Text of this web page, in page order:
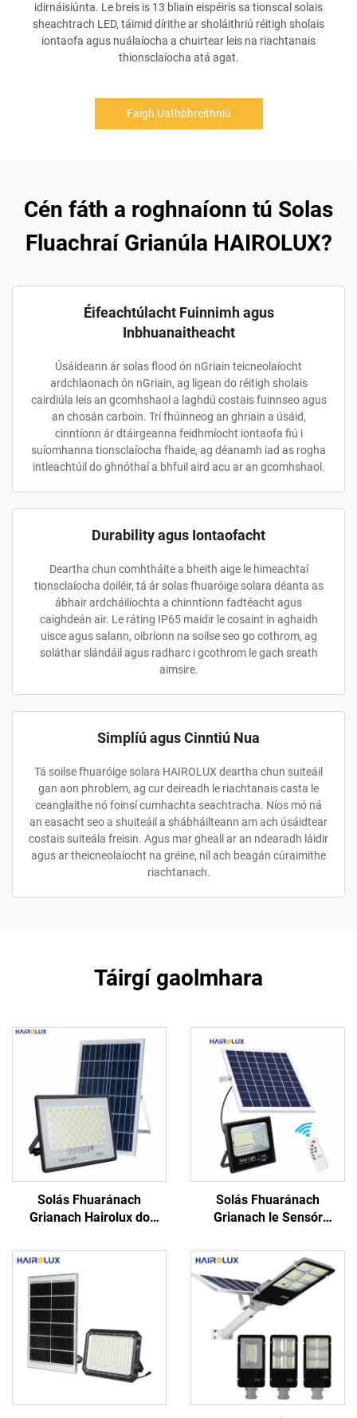
idirnáisiúnta. Le breis is 13 bliain eispéiris sa tionscal solais
sheachtrach LED, táimid dírithe ar sholáithriú réitigh sholais
iontaofa agus nuálaíocha a chuirtear leis na riachtanais
thionsclaíocha atá agat.
Faigh Uathbhreithniú
Cén fáth a roghnaíonn tú Solas
Fluachraí Grianúla HAIROLUX?
Éifeachtúlacht Fuinnimh agus
Inbhuanaitheacht
Úsáideann ár solas flood ón nGriain teicneolaíocht
ardchlaonach ón nGriain, ag ligean do réitigh sholais
cairdiúla leis an gcomhshaol a laghdú costais fuinnseo agus
an chosán carboin. Trí fhúinneog an ghriain a úsáid,
cinntíonn ár dtáirgeanna feidhmíocht iontaofa fiú i
suíomhanna tionsclaíocha fhaide, ag déanamh iad as rogha
intleachtúil do ghnóthaí a bhfuil aird acu ar an gcomhshaol.
Durability agus Iontaofacht
Deartha chun comhtháite a bheith aige le himeachtaí
tionsclaíocha doiléir, tá ár solas fhuaróige solara déanta as
ábhair ardcháilíochta a chinntíonn fadtéacht agus
caighdeán air. Le ráting IP65 maidir le cosaint in aghaidh
uisce agus salann, oibríonn na soilse seo go cothrom, ag
soláthar slándáil agus radharc i gcothrom le gach sreath
aimsire.
Simplíú agus Cinntiú Nua
Tá soilse fhuaróige solara HAIROLUX deartha chun suiteáil
gan aon phroblem, ag cur deireadh le riachtanais casta le
ceanglaithe nó foinsí cumhachta seachtracha. Níos mó ná
an easacht seo a shuiteáil a shábháilteann am ach úsáidtear
costais suiteála freisin. Agus mar gheall ar an ndearadh láidir
agus ar theicneolaíocht na gréine, níl ach beagán cúraimithe
riachtanach.
Táirgí gaolmhara
Solás Fhuaránach
Grianach Hairolux do
Haghaidh Uisce (IP65),
100W, 200W, 300W, 400W,
500W, le Rialú
Úrscóipeach
Solás Fhuaránach
Grianach le Sensór
le Rialú Úrscóipeach, le
Plataform Ghréine a
Líonann Go Tapaidh, LED